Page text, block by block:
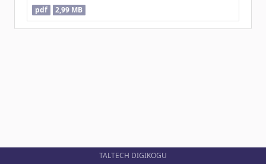
pdf 2,99 MB
TALTECH DIGIKOGU